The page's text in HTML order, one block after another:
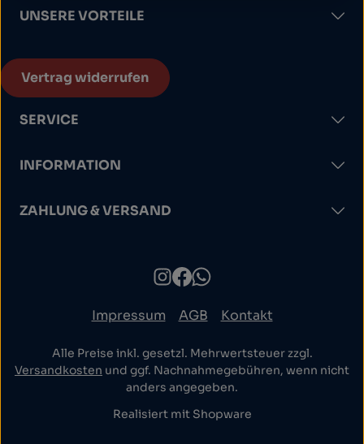
UNSERE VORTEILE
Vertrag widerrufen
SERVICE
INFORMATION
ZAHLUNG & VERSAND
Impressum AGB Kontakt
Alle Preise inkl. gesetzl. Mehrwertsteuer zzgl.
Versandkosten und ggf. Nachnahmegebühren, wenn nicht
anders angegeben.
Realisiert mit Shopware